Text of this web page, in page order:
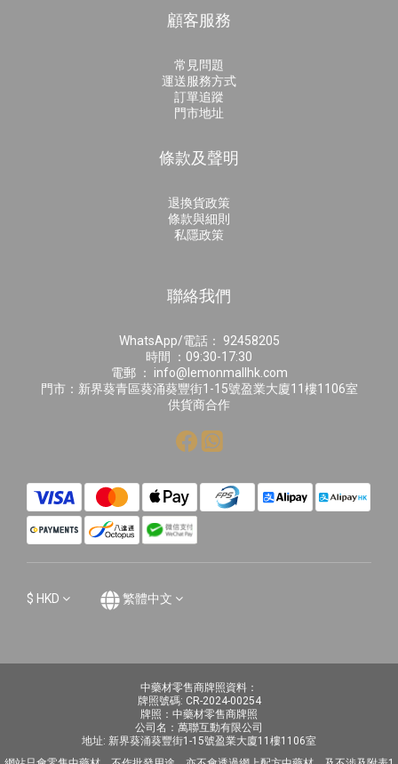
顧客服務
常見問題
運送服務方式
訂單追蹤
門市地址
條款及聲明
退換貨政策
條款與細則
私隱政策
聯絡我們
WhatsApp/電話： 92458205
時間 ：09:30-17:30
電郵 ： info@lemonmallhk.com
門市：新界葵青區葵涌葵豐街1-15號盈業大廈11樓1106室
供貨商合作
$ HKD 繁體中文
中藥材零售商牌照資料：
牌照號碼: CR-2024-00254
牌照：中藥材零售商牌照
公司名：萬聯互動有限公司
地址: 新界葵涌葵豐街1-15號盈業大廈11樓1106室